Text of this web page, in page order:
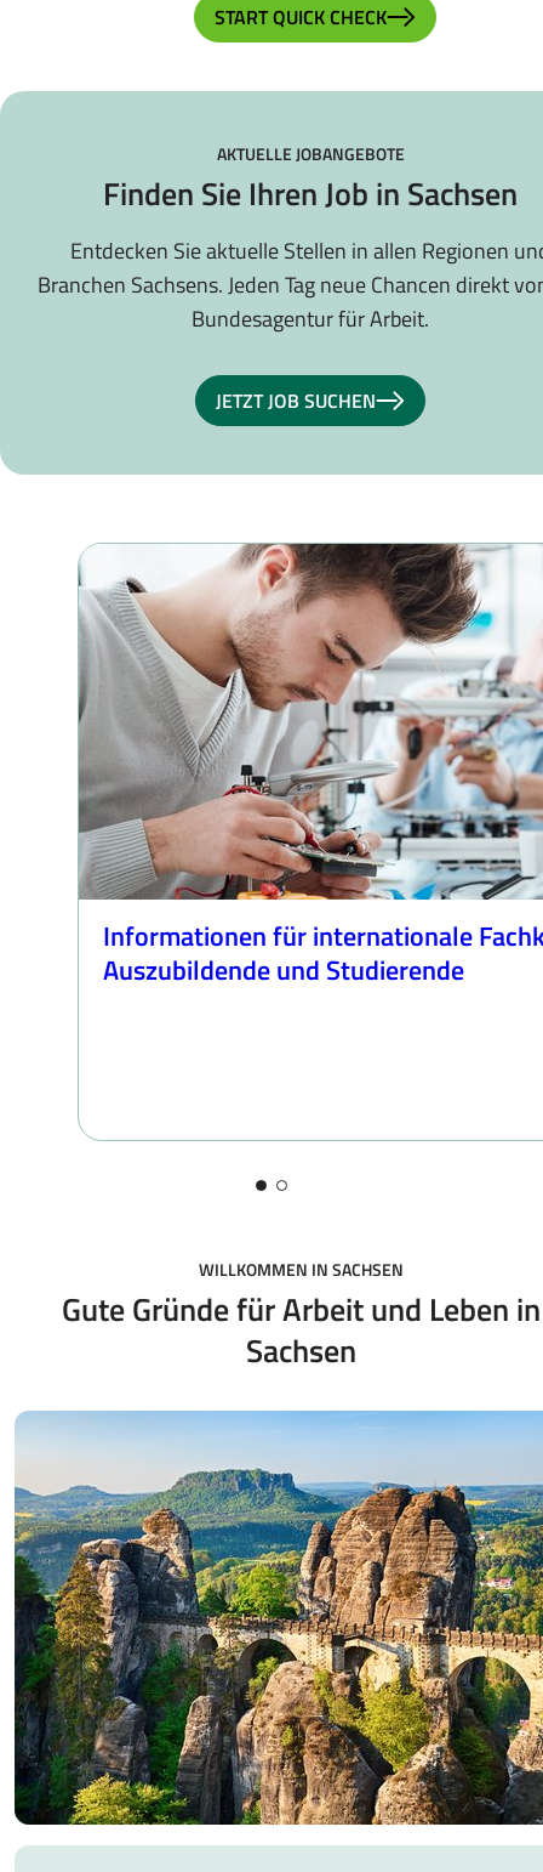
START QUICK CHECK
AKTUELLE JOBANGEBOTE
Finden Sie Ihren Job in Sachsen
Entdecken Sie aktuelle Stellen in allen Regionen
Branchen Sachsens. Jeden Tag neue Chancen direkt
Bundesagentur für Arbeit.
JETZT JOB SUCHEN
Informationen für internationale
Auszubildende und Studierende
WILLKOMMEN IN SACHSEN
Gute Gründe für Arbeit und Leben in
Sachsen